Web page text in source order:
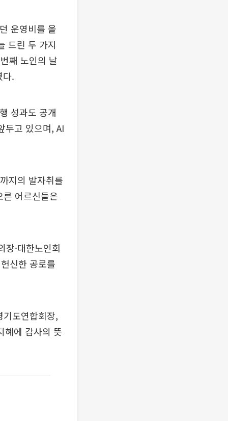
운영비를 올
드린 두 가지
째 노인의 날
다.
성과도 공개
두고 있으며, AI
지의 발자취를
어르신들은
·대한노인회
신한 공로를
도연합회장,
혜에 감사의 뜻